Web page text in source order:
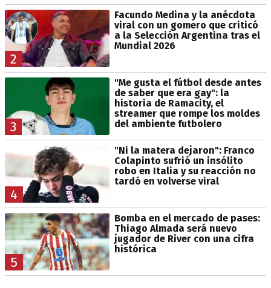
2
Facundo Medina y la anécdota
viral con un gomero que criticó
a la Selección Argentina tras el
Mundial 2026
3
"Me gusta el fútbol desde antes
de saber que era gay": la
historia de Ramacity, el
streamer que rompe los moldes
del ambiente futbolero
4
"Ni la matera dejaron": Franco
Colapinto sufrió un insólito
robo en Italia y su reacción no
tardó en volverse viral
5
Bomba en el mercado de pases:
Thiago Almada será nuevo
jugador de River con una cifra
histórica